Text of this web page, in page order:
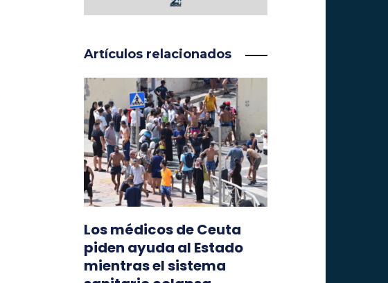
Artículos relacionados
Los médicos de Ceuta
piden ayuda al Estado
mientras el sistema